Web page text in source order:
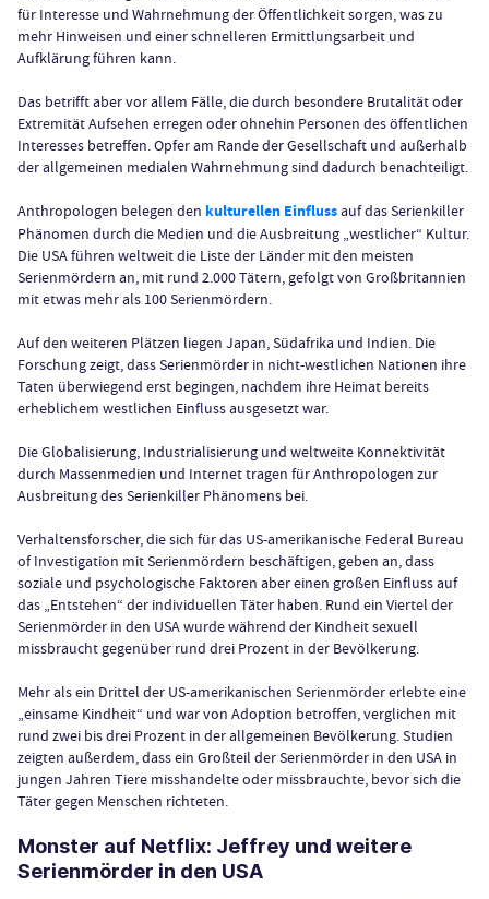
für Interesse und Wahrnehmung der Öffentlichkeit sorgen, was zu
mehr Hinweisen und einer schnelleren Ermittlungsarbeit und
Aufklärung führen kann.
Das betrifft aber vor allem Fälle, die durch besondere Brutalität oder
Extremität Aufsehen erregen oder ohnehin Personen des öffentlichen
Interesses betreffen. Opfer am Rande der Gesellschaft und außerhalb
der allgemeinen medialen Wahrnehmung sind dadurch benachteiligt.
Anthropologen belegen den kulturellen Einflussauf das Serienkiller
Phänomen durch die Medien und die Ausbreitung „westlicher“ Kultur.
Die USA führen weltweit die Liste der Länder mit den meisten
Serienmördern an, mit rund 2.000 Tätern, gefolgt von Großbritannien
mit etwas mehr als 100 Serienmördern.
Auf den weiteren Plätzen liegen Japan, Südafrika und Indien. Die
Forschung zeigt, dass Serienmörder in nicht-westlichen Nationen ihre
Taten überwiegend erst begingen, nachdem ihre Heimat bereits
erheblichem westlichen Einfluss ausgesetzt war.
Die Globalisierung, Industrialisierung und weltweite Konnektivität
durch Massenmedien und Internet tragen für Anthropologen zur
Ausbreitung des Serienkiller Phänomens bei.
Verhaltensforscher, die sich für das US-amerikanische Federal Bureau
of Investigation mit Serienmördern beschäftigen, geben an, dass
soziale und psychologische Faktoren aber einen großen Einfluss auf
das „Entstehen“ der individuellen Täter haben. Rund ein Viertel der
Serienmörder in den USA wurde während der Kindheit sexuell
missbraucht gegenüber rund drei Prozent in der Bevölkerung.
Mehr als ein Drittel der US-amerikanischen Serienmörder erlebte eine
„einsame Kindheit“ und war von Adoption betroffen, verglichen mit
rund zwei bis drei Prozent in der allgemeinen Bevölkerung. Studien
zeigten außerdem, dass ein Großteil der Serienmörder in den USA in
jungen Jahren Tiere misshandelte oder missbrauchte, bevor sich die
Täter gegen Menschen richteten.
Monster auf Netflix: Jeffrey und weitere
Serienmörder in den USA